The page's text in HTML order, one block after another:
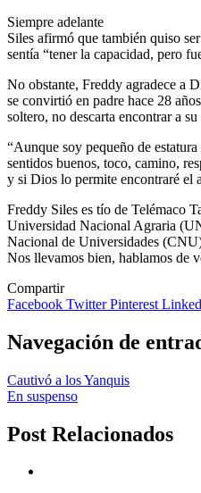
Siempre adelante
Siles afirmó que también quiso
sentía “tener la capacidad, pero
No obstante, Freddy agradece a
se convirtió en padre hace 28
soltero, no descarta encontrar a
“Aunque soy pequeño de
sentidos buenos, toco, camino,
y si Dios lo permite encontraré el
Freddy Siles es tío de Telémaco
Universidad Nacional Agraria
Nacional de Universidades
Nos llevamos bien, hablamos de
Compartir
Facebook TwitterPinterest
Navegación de
Cautivó a los Yanquis
En suspenso
Post Relacionados